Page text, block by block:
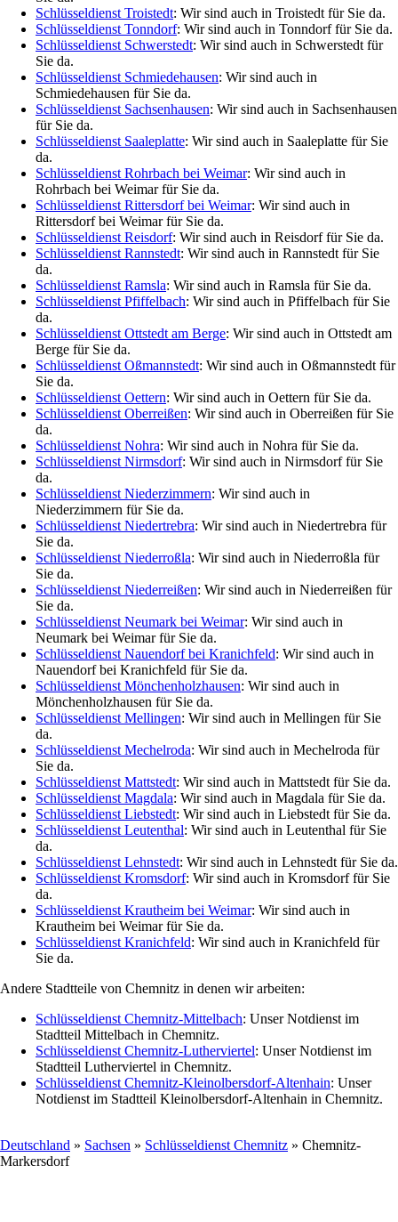
Schlüsseldienst Troistedt: Wir sind auch in Troistedt für Sie da.
Schlüsseldienst Tonndorf: Wir sind auch in Tonndorf für Sie da.
Schlüsseldienst Schwerstedt: Wir sind auch in Schwerstedt für
Sie da.
Schlüsseldienst Schmiedehausen: Wir sind auch in
Schmiedehausen für Sie da.
Schlüsseldienst Sachsenhausen: Wir sind auch in Sachsenhausen
für Sie da.
Schlüsseldienst Saaleplatte: Wir sind auch in Saaleplatte für Sie
da.
Schlüsseldienst Rohrbach bei Weimar: Wir sind auch in
Rohrbach bei Weimar für Sie da.
Schlüsseldienst Rittersdorf bei Weimar: Wir sind auch in
Rittersdorf bei Weimar für Sie da.
Schlüsseldienst Reisdorf: Wir sind auch in Reisdorf für Sie da.
Schlüsseldienst Rannstedt: Wir sind auch in Rannstedt für Sie
da.
Schlüsseldienst Ramsla: Wir sind auch in Ramsla für Sie da.
Schlüsseldienst Pfiffelbach: Wir sind auch in Pfiffelbach für Sie
da.
Schlüsseldienst Ottstedt am Berge: Wir sind auch in Ottstedt am
Berge für Sie da.
Schlüsseldienst Oßmannstedt: Wir sind auch in Oßmannstedt für
Sie da.
Schlüsseldienst Oettern: Wir sind auch in Oettern für Sie da.
Schlüsseldienst Oberreißen: Wir sind auch in Oberreißen für Sie
da.
Schlüsseldienst Nohra: Wir sind auch in Nohra für Sie da.
Schlüsseldienst Nirmsdorf: Wir sind auch in Nirmsdorf für Sie
da.
Schlüsseldienst Niederzimmern: Wir sind auch in
Niederzimmern für Sie da.
Schlüsseldienst Niedertrebra: Wir sind auch in Niedertrebra für
Sie da.
Schlüsseldienst Niederroßla: Wir sind auch in Niederroßla für
Sie da.
Schlüsseldienst Niederreißen: Wir sind auch in Niederreißen für
Sie da.
Schlüsseldienst Neumark bei Weimar: Wir sind auch in
Neumark bei Weimar für Sie da.
Schlüsseldienst Nauendorf bei Kranichfeld: Wir sind auch in
Nauendorf bei Kranichfeld für Sie da.
Schlüsseldienst Mönchenholzhausen: Wir sind auch in
Mönchenholzhausen für Sie da.
Schlüsseldienst Mellingen: Wir sind auch in Mellingen für Sie
da.
Schlüsseldienst Mechelroda: Wir sind auch in Mechelroda für
Sie da.
Schlüsseldienst Mattstedt: Wir sind auch in Mattstedt für Sie da.
Schlüsseldienst Magdala: Wir sind auch in Magdala für Sie da.
Schlüsseldienst Liebstedt: Wir sind auch in Liebstedt für Sie da.
Schlüsseldienst Leutenthal: Wir sind auch in Leutenthal für Sie
da.
Schlüsseldienst Lehnstedt: Wir sind auch in Lehnstedt für Sie da.
Schlüsseldienst Kromsdorf: Wir sind auch in Kromsdorf für Sie
da.
Schlüsseldienst Krautheim bei Weimar: Wir sind auch in
Krautheim bei Weimar für Sie da.
Schlüsseldienst Kranichfeld: Wir sind auch in Kranichfeld für
Sie da.
Andere Stadtteile von Chemnitz in denen wir arbeiten:
Schlüsseldienst Chemnitz-Mittelbach: Unser Notdienst im
Stadtteil Mittelbach in Chemnitz.
Schlüsseldienst Chemnitz-Lutherviertel: Unser Notdienst im
Stadtteil Lutherviertel in Chemnitz.
Schlüsseldienst Chemnitz-Kleinolbersdorf-Altenhain: Unser
Notdienst im Stadtteil Kleinolbersdorf-Altenhain in Chemnitz.
Deutschland » Sachsen » Schlüsseldienst Chemnitz » Chemnitz-
Markersdorf